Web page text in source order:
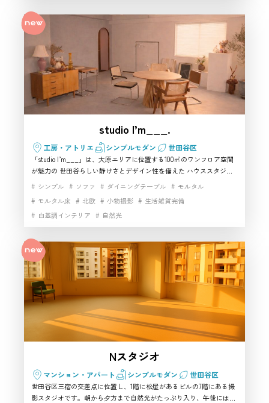
箱撮りと白背景の撮り分けも可能です。
studio I’m___.
工房・アトリエ シンプルモダン 世田谷区
「studio I’m___」は、大原エリアに位置する100㎡のワンフロア空間
が魅力の 世田谷らしい静けさとデザイン性を備えた ハウススタジオ
です。白壁×モルタルで構成されたsimple roomと、ベージュトーンで
統一されたbeige roomの2種類があり、自然光を活かした撮影がしやす
い点が特徴。カラーパネルで背景を変えられるため、人物・商品・ム
ービーなど多彩な表現に対応できる柔軟さも魅力です。生活感と洗練
された空気感を両立した空間は、ライフスタイル系の企画に強く、使
い勝手の良い 撮影スタジオとして制作チームから高い評価を得ていま
す。世田谷でナチュラルかつ操作性の高い空間を探している方に、特
に おすすめの一軒です。
シンプル ソファ ダイニングテーブル
モルタル
モルタル床
北欧 小物撮影
生活雑貨完備
白基調インテリア
自然光
Nスタジオ
マンション・アパート シンプルモダン 世田谷区
世田谷区三宿の交差点に位置し、1階に松屋があるビルの7階にある撮
影スタジオです。朝から夕方まで自然光がたっぷり入り、午後には西